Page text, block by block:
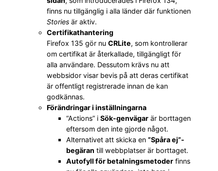
finns nu tillgänglig i alla länder där funktionen
Stories är aktiv.
Certifikathantering
Firefox 135 gör nu CRLite, som kontrollerar
om certifikat är återkallade, tillgängligt för
alla användare. Dessutom krävs nu att
webbsidor visar bevis på att deras certifikat
är offentligt registrerade innan de kan
godkännas.
Förändringar i inställningarna
“Actions” i Sök-genvägar är borttagen
eftersom den inte gjorde något.
Alternativet att skicka en ”Spåra ej”-
begäran till webbplatser är borttaget.
Autofyll för betalningsmetoder finns